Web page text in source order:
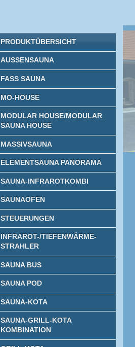
PRODUKTÜBERSICHT
AUSSENSAUNA
FASS SAUNA
MO-HOUSE
MODULAR HOUSE/MODULAR
SAUNA HOUSE
MASSIVSAUNA
ELEMENTSAUNA PANORAMA
SAUNA-INFRAROTKOMBI
SAUNAOFEN
STEUERUNGEN
INFRAROT-/TIEFENWÄRME-
STRAHLER
SAUNA BUS
SAUNA POD
SAUNA-KOTA
SAUNA-GRILL-KOTA
KOMBINATION